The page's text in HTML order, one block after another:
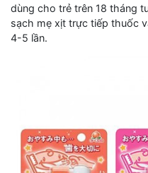
dùng cho trẻ trên 18 tháng
sạch mẹ xịt trực tiếp thuốc
4-5 lần.